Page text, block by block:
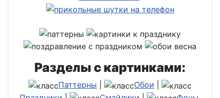
Разделы с картинками:
Паттерны Обои